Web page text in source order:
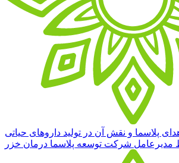
پلاسما و نقش آن در تولید داروهای حیاتی
مدیرعامل شرکت توسعه پلاسما درمان خزر